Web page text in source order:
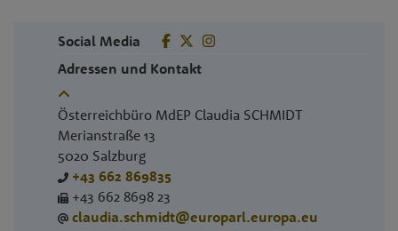
Social Media
Adressen und Kontakt
Österreichbüro MdEP Claudia SCHMIDT
Merianstraße 13
5020 Salzburg
+43 662 869835
+43 662 8698 23
claudia.schmidt@europarl.europa.eu